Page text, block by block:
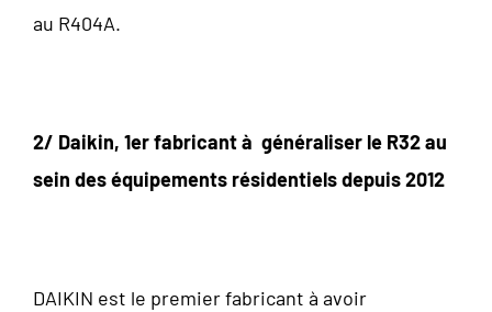
au R404A.
2/ Daikin, 1er fabricant à généraliser le R32 au
sein des équipements résidentiels depuis 2012
DAIKIN est le premier fabricant à avoir